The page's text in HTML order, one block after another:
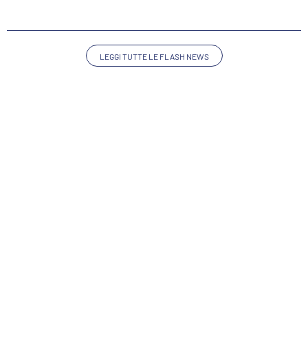
TRASFERTE
ORGANIGRAMMA
FLASH NEWS
LEGGI TUTTE LE FLASH NEWS